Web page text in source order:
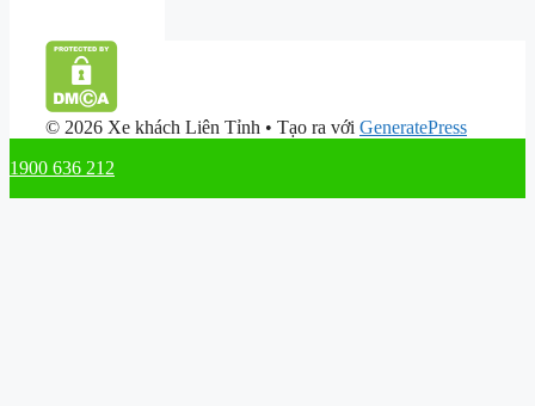
© 2026 Xe khách Liên Tỉnh • Tạo ra với GeneratePress
1900 636 212